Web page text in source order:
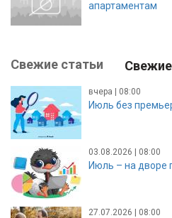
апартаментам
Свежие статьи
вчера | 08:00
Июль без
03.08.2026 | 08:00
Июль – на дворе
27.07.2026 | 08:00